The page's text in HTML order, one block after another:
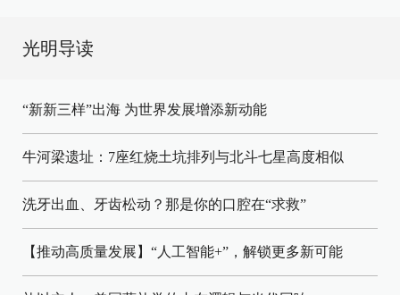
光明导读
“新新三样”出海 为世界发展增添新动能
牛河梁遗址：7座红烧土坑排列与北斗七星高度相似
洗牙出血、牙齿松动？那是你的口腔在“求救”
【推动高质量发展】“人工智能+”，解锁更多新可能